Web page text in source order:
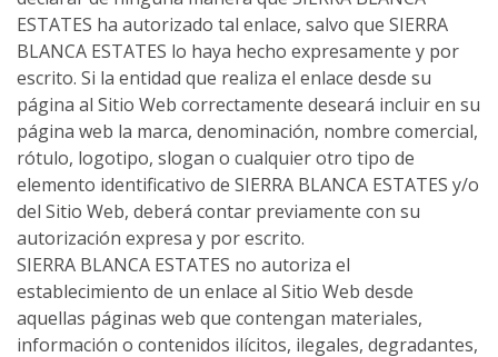
ESTATES ha autorizado tal enlace, salvo que SIERRA
BLANCA ESTATES lo haya hecho expresamente y por
escrito. Si la entidad que realiza el enlace desde su
página al Sitio Web correctamente deseará incluir en su
página web la marca, denominación, nombre comercial,
rótulo, logotipo, slogan o cualquier otro tipo de
elemento identificativo de SIERRA BLANCA ESTATES y/o
del Sitio Web, deberá contar previamente con su
autorización expresa y por escrito.
SIERRA BLANCA ESTATES no autoriza el
establecimiento de un enlace al Sitio Web desde
aquellas páginas web que contengan materiales,
información o contenidos ilícitos, ilegales, degradantes,